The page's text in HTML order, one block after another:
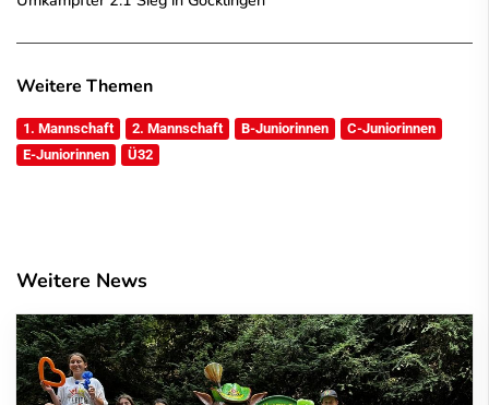
Weitere Themen
1. Mannschaft 2. Mannschaft B-Juniorinnen
C-Juniorinnen
E-Juniorinnen
Ü32
Weitere News